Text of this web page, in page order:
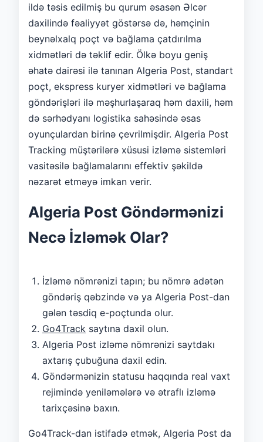
ildə təsis edilmiş bu qurum əsasən Əlcər
daxilində fəaliyyət göstərsə də, həmçinin
beynəlxalq poçt və bağlama çatdırılma
xidmətləri də təklif edir. Ölkə boyu geniş
əhatə dairəsi ilə tanınan Algeria Post, standart
poçt, ekspress kuryer xidmətləri və bağlama
göndərişləri ilə məşhurlaşaraq həm daxili, həm
də sərhədyanı logistika sahəsində əsas
oyunçulardan birinə çevrilmişdir. Algeria Post
Tracking müştərilərə xüsusi izləmə sistemləri
vasitəsilə bağlamalarını effektiv şəkildə
nəzarət etməyə imkan verir.
Algeria Post Göndərmənizi
Necə İzləmək Olar?
İzləmə nömrənizi tapın; bu nömrə adətən
göndəriş qəbzində və ya Algeria Post-dan
gələn təsdiq e-poçtunda olur.
Go4Track saytına daxil olun.
Algeria Post izləmə nömrənizi saytdakı
axtarış çubuğuna daxil edin.
Göndərmənizin statusu haqqında real vaxt
rejimində yeniləmələrə və ətraflı izləmə
tarixçəsinə baxın.
Go4Track-dan istifadə etmək, Algeria Post da